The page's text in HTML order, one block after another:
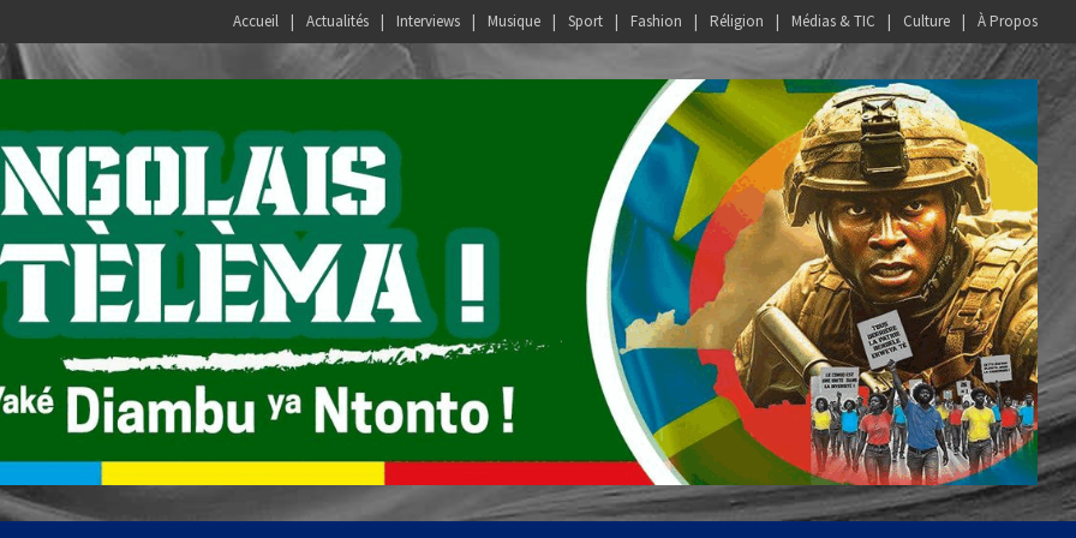
Accueil Actualités Interviews Musique Sport Fashion Réligion Médias & TIC Culture À Propos